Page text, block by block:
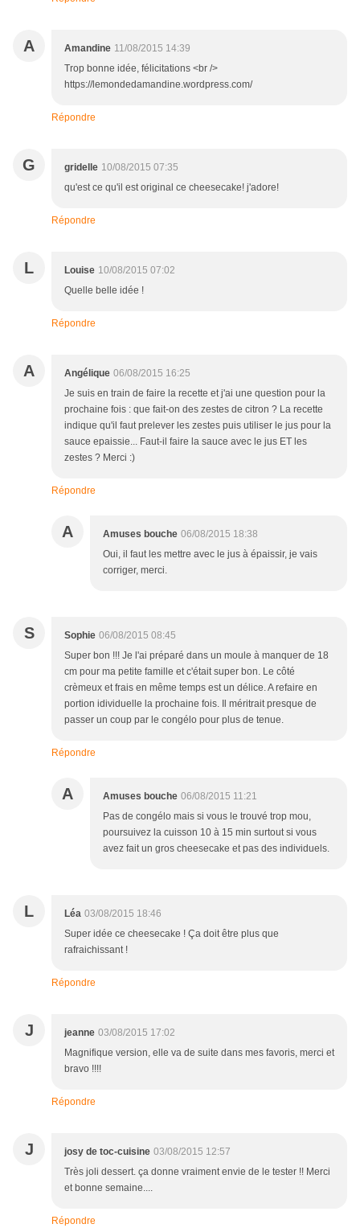
A Amandine 11/08/2015 14:39
Trop bonne idée, félicitations <br />
https://lemondedamandine.wordpress.com/
Répondre
G gridelle 10/08/2015 07:35
qu'est ce qu'il est original ce cheesecake! j'adore!
Répondre
L Louise 10/08/2015 07:02
Quelle belle idée !
Répondre
A Angélique 06/08/2015 16:25
Je suis en train de faire la recette et j'ai une question pour la
prochaine fois : que fait-on des zestes de citron ? La recette
indique qu'il faut prelever les zestes puis utiliser le jus pour la
sauce epaissie... Faut-il faire la sauce avec le jus ET les
zestes ? Merci :)
Répondre
A Amuses bouche 06/08/2015 18:38
Oui, il faut les mettre avec le jus à épaissir, je vais
corriger, merci.
S Sophie 06/08/2015 08:45
Super bon !!! Je l'ai préparé dans un moule à manquer de 18
cm pour ma petite famille et c'était super bon. Le côté
crèmeux et frais en même temps est un délice. A refaire en
portion idividuelle la prochaine fois. Il méritrait presque de
passer un coup par le congélo pour plus de tenue.
Répondre
A Amuses bouche 06/08/2015 11:21
Pas de congélo mais si vous le trouvé trop mou,
poursuivez la cuisson 10 à 15 min surtout si vous
avez fait un gros cheesecake et pas des individuels.
L Léa 03/08/2015 18:46
Super idée ce cheesecake ! Ça doit être plus que
rafraichissant !
Répondre
J jeanne 03/08/2015 17:02
Magnifique version, elle va de suite dans mes favoris, merci et
bravo !!!!
Répondre
J josy de toc-cuisine 03/08/2015 12:57
Très joli dessert. ça donne vraiment envie de le tester !! Merci
et bonne semaine....
Répondre